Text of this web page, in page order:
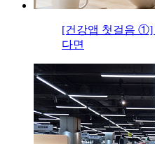
[건강앱 첫걸음 ①]
다면